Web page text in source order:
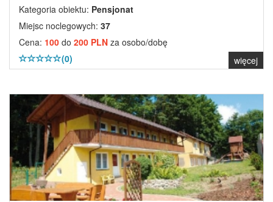
Kategoria obiektu: Pensjonat
Miejsc noclegowych: 37
Cena: 100 do 200 PLN za osobo/dobę
(0)
więcej